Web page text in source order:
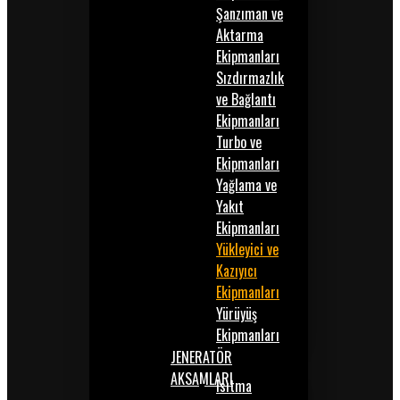
Şanzıman ve
Aktarma
Ekipmanları
Sızdırmazlık
ve Bağlantı
Ekipmanları
Turbo ve
Ekipmanları
Yağlama ve
Yakıt
Ekipmanları
Yükleyici ve
Kazıyıcı
Ekipmanları
Yürüyüş
Ekipmanları
JENERATÖR
AKSAMLARIIsıtma